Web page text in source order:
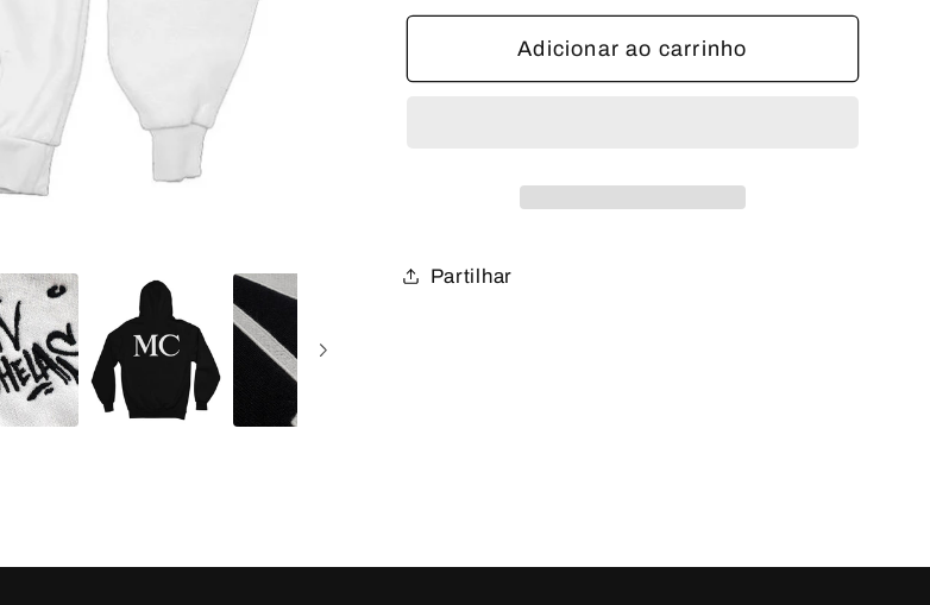
Romanos
bordado
Romanos
bordado
Adicionar ao carrinho
Partilhar